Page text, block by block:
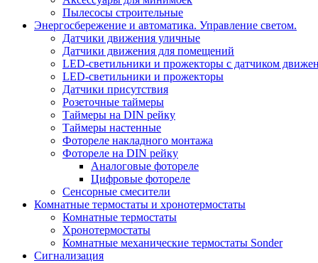
Пылесосы строительные
Энергосбережение и автоматика. Управление светом.
Датчики движения уличные
Датчики движения для помещений
LED-светильники и прожекторы с датчиком
LED-светильники и прожекторы
Датчики присутствия
Розеточные таймеры
Таймеры на DIN рейку
Таймеры настенные
Фотореле накладного монтажа
Фотореле на DIN рейку
Аналоговые фотореле
Цифровые фотореле
Сенсорные смесители
Комнатные термостаты и хронотермостаты
Комнатные термостаты
Хронотермостаты
Комнатные механические термостаты Sonder
Сигнализация